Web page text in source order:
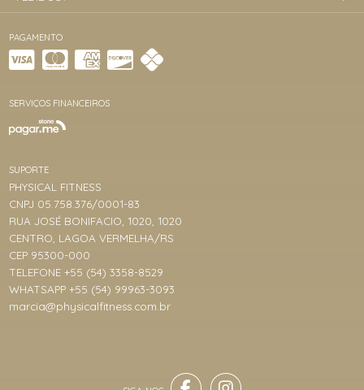
PAGAMENTO
SERVIÇOS FINANCEIROS
SUPORTE
PHYSICAL FITNESS
CNPJ 05.758.376/0001-83
RUA JOSÉ BONIFACIO, 1020, 1020
CENTRO, LAGOA VERMELHA/RS
CEP 95300-000
TELEFONE +55 (54) 3358-8529
WHATSAPP +55 (54) 99963-3093
marcia@physicalfitness.com.br